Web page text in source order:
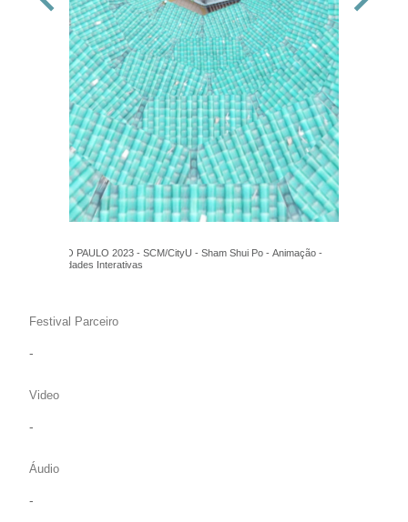
FILE SÃO PAULO 2023 - SCM/CityU - Sham Shui Po - Animação -
Singularidades Interativas
Festival Parceiro
-
Video
-
Áudio
-